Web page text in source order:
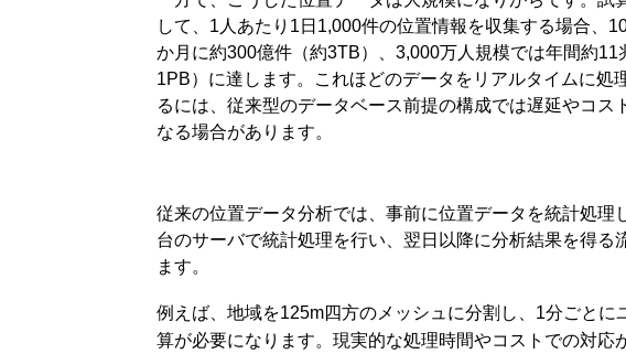
して、1人あたり1日1,000件の位置情報を収集する場合、
か月に約300億件（約3TB）、3,000万人規模では年間約11
1PB）に達します。これほどのデータをリアルタイムに処
るには、従来型のデータベース前提の構成では遅延やコス
なる場合があります。
従来の位置データ分析では、事前に位置データを統計処
台のサーバで統計処理を行い、翌日以降に分析結果を得
ます。
例えば、地域を125m四方のメッシュに分割し、1分ごと
算が必要になります。現実的な処理時間やコストでの対